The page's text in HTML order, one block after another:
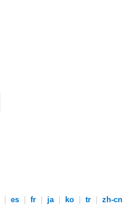
es fr ja ko tr zh-cn